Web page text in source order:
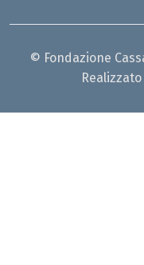
© Fondazione